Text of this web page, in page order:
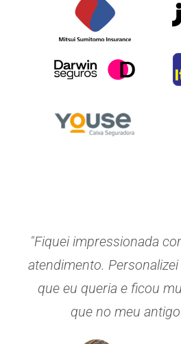
"Fiquei impressionada
atendimento.
que eu queria e ficou
que no meu